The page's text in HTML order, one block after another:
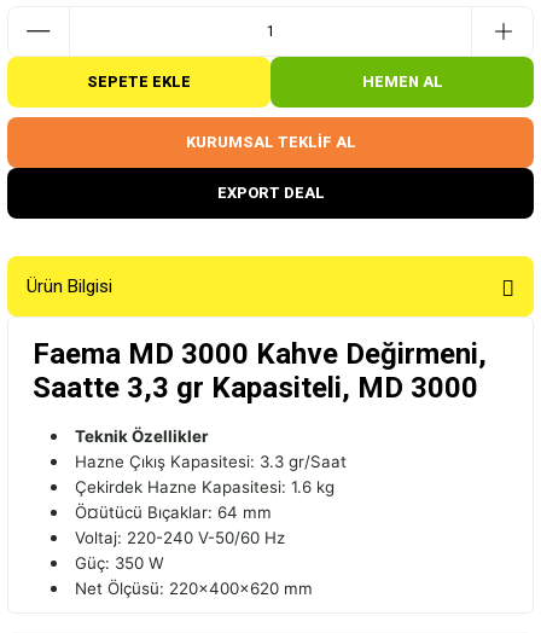
SEPETE EKLE HEMEN AL
KURUMSAL TEKLİF AL
EXPORT DEAL
Ürün Bilgisi
Faema MD 3000 Kahve Değirmeni,
Saatte 3,3 gr Kapasiteli, MD 3000
Teknik Özellikler
Hazne Çıkış Kapasitesi: 3.3 gr/Saat
Çekirdek Hazne Kapasitesi: 1.6 kg
Ö¤ütücü Bıçaklar: 64 mm
Voltaj: 220-240 V-50/60 Hz
Güç: 350 W
Net Ölçüsü: 220x400x620 mm